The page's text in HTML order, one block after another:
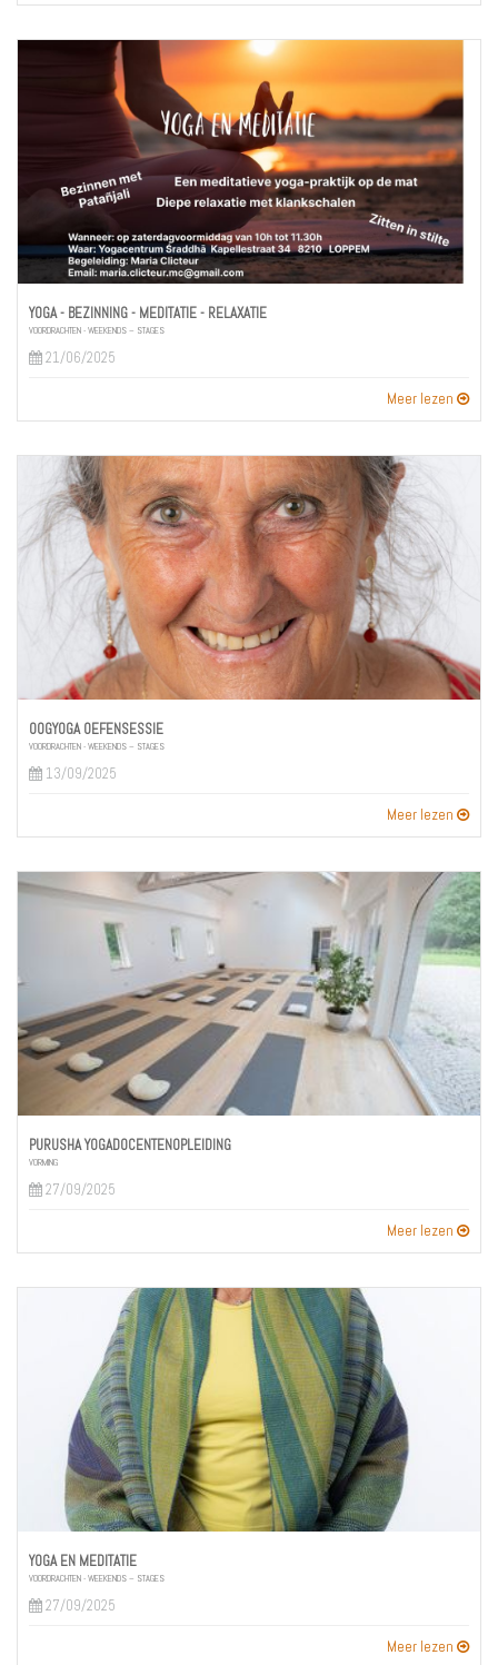
YOGA - BEZINNING - MEDITATIE - RELAXATIE
VOORDRACHTEN - WEEKENDS – STAGES
21/06/2025
Meer lezen
OOGYOGA OEFENSESSIE
VOORDRACHTEN - WEEKENDS – STAGES
13/09/2025
Meer lezen
PURUSHA YOGADOCENTENOPLEIDING
VORMING
27/09/2025
Meer lezen
YOGA EN MEDITATIE
VOORDRACHTEN - WEEKENDS – STAGES
27/09/2025
Meer lezen